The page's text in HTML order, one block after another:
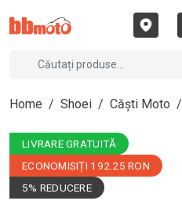
Home / Shoei / Căști Moto /
LIVRARE GRATUITĂ
ECONOMISIȚI 192.25 RON
5% REDUCERE